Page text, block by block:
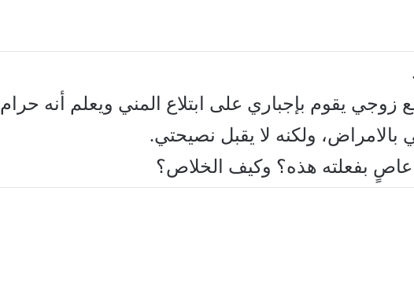
مع زوجي يقوم بإجباري على ابتلاع المني ويعلم أنه حرام
بالامراض، ولكنه لا يقبل نصيحتي.
عاصٍ بفعلته هذه؟ وكيف الخلاص؟